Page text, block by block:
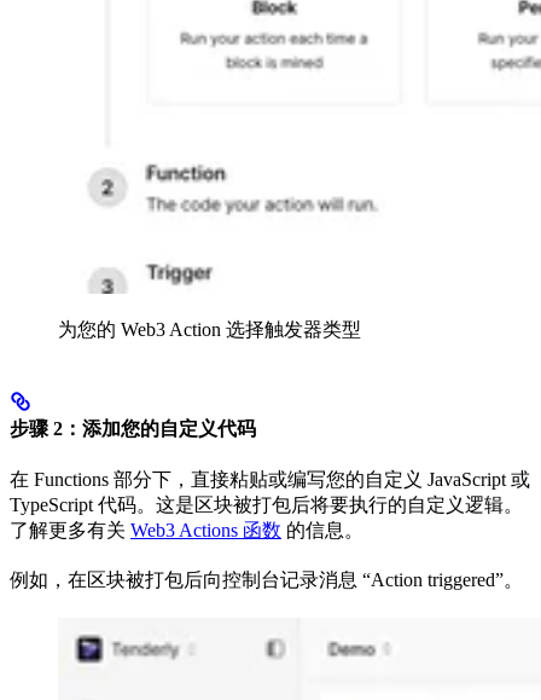
为您的 Web3 Action 选择触发器类型
步骤 2：添加您的自定义代码
在 Functions 部分下，直接粘贴或编写您的自定义 JavaScript 或
TypeScript 代码。这是区块被打包后将要执行的自定义逻辑。
了解更多有关 Web3 Actions 函数 的信息。
例如，在区块被打包后向控制台记录消息 “Action triggered”。